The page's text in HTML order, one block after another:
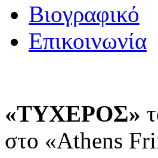
Βιογραφικό
Επικοινωνία
«ΤΥΧΕΡΟΣ»
στο «Athens